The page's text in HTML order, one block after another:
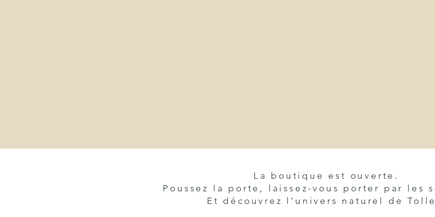
La boutique est ouverte.
Poussez la porte, laissez-vous porter par les
Et découvrez l’univers naturel de